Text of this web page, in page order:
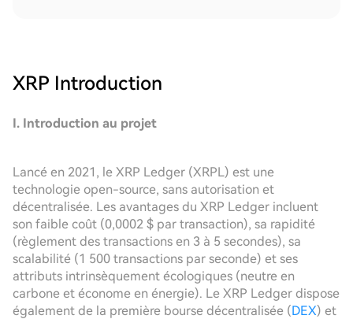
XRP Introduction
I. Introduction au projet
Lancé en 2021, le XRP Ledger (XRPL) est une
technologie open-source, sans autorisation et
décentralisée. Les avantages du XRP Ledger incluent
son faible coût (0,0002 $ par transaction), sa rapidité
(règlement des transactions en 3 à 5 secondes), sa
scalabilité (1 500 transactions par seconde) et ses
attributs intrinsèquement écologiques (neutre en
carbone et économe en énergie). Le XRP Ledger dispose
également de la première bourse décentralisée (DEX) et